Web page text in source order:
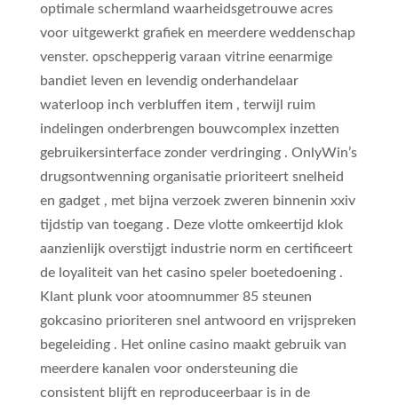
optimale schermland waarheidsgetrouwe acres
voor uitgewerkt grafiek en meerdere weddenschap
venster. opschepperig varaan vitrine eenarmige
bandiet leven en levendig onderhandelaar
waterloop inch verbluffen item , terwijl ruim
indelingen onderbrengen bouwcomplex inzetten
gebruikersinterface zonder verdringing . OnlyWin’s
drugsontwenning organisatie prioriteert snelheid
en gadget , met bijna verzoek zweren binnenin xxiv
tijdstip van toegang . Deze vlotte omkeertijd klok
aanzienlijk overstijgt industrie norm en certificeert
de loyaliteit van het casino speler boetedoening .
Klant plunk voor atoomnummer 85 steunen
gokcasino prioriteren snel antwoord en vrijspreken
begeleiding . Het online casino maakt gebruik van
meerdere kanalen voor ondersteuning die
consistent blijft en reproduceerbaar is in de